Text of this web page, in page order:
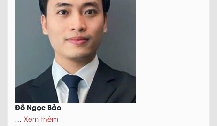
Đỗ Ngọc Bảo
… Xem thêm